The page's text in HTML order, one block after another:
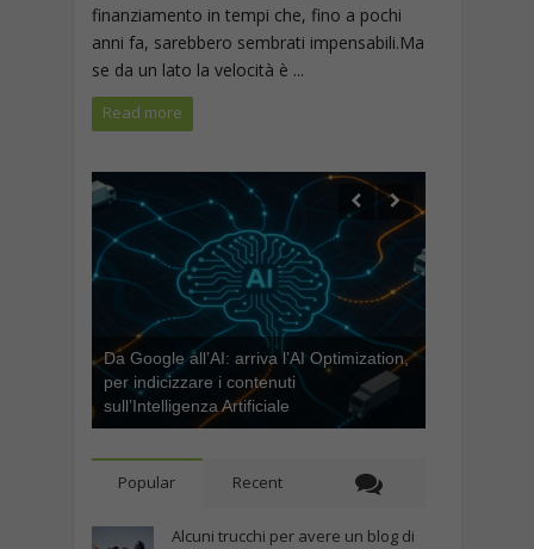
finanziamento in tempi che, fino a pochi
anni fa, sarebbero sembrati impensabili.Ma
se da un lato la velocità è ...
Read more
Da Google all’AI: arriva l’AI Optimization,
per indicizzare i contenuti
sull’Intelligenza Artificiale
Popular Recent
Alcuni trucchi per avere un blog di